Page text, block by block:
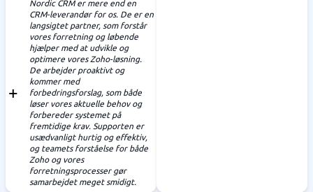
Nordic CRM er mere end en
CRM-leverandør for os. De er en
langsigtet partner, som forstår
vores forretning og løbende
hjælper med at udvikle og
optimere vores Zoho-løsning.
De arbejder proaktivt og
kommer med
forbedringsforslag, som både
løser vores aktuelle behov og
forbereder systemet på
fremtidige krav. Supporten er
usædvanligt hurtig og effektiv,
og teamets forståelse for både
Zoho og vores
forretningsprocesser gør
samarbejdet meget smidigt.